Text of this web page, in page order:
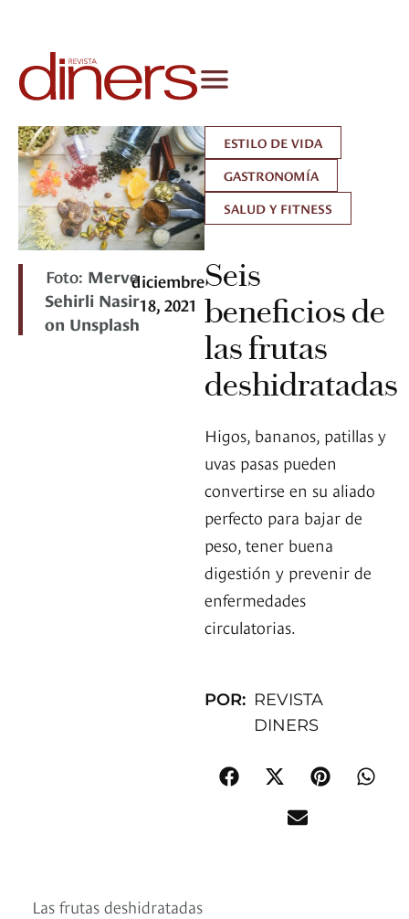
Foto: Merve
Sehirli Nasir
on Unsplash
diciembre
18, 2021
ESTILO DE VIDA
GASTRONOMÍA
SALUD Y FITNESS
Seis
beneficios de
las frutas
deshidratadas
Higos, bananos, patillas y
uvas pasas pueden
convertirse en su aliado
perfecto para bajar de
peso, tener buena
digestión y prevenir de
enfermedades
circulatorias.
POR: REVISTA
DINERS
Las frutas deshidratadas